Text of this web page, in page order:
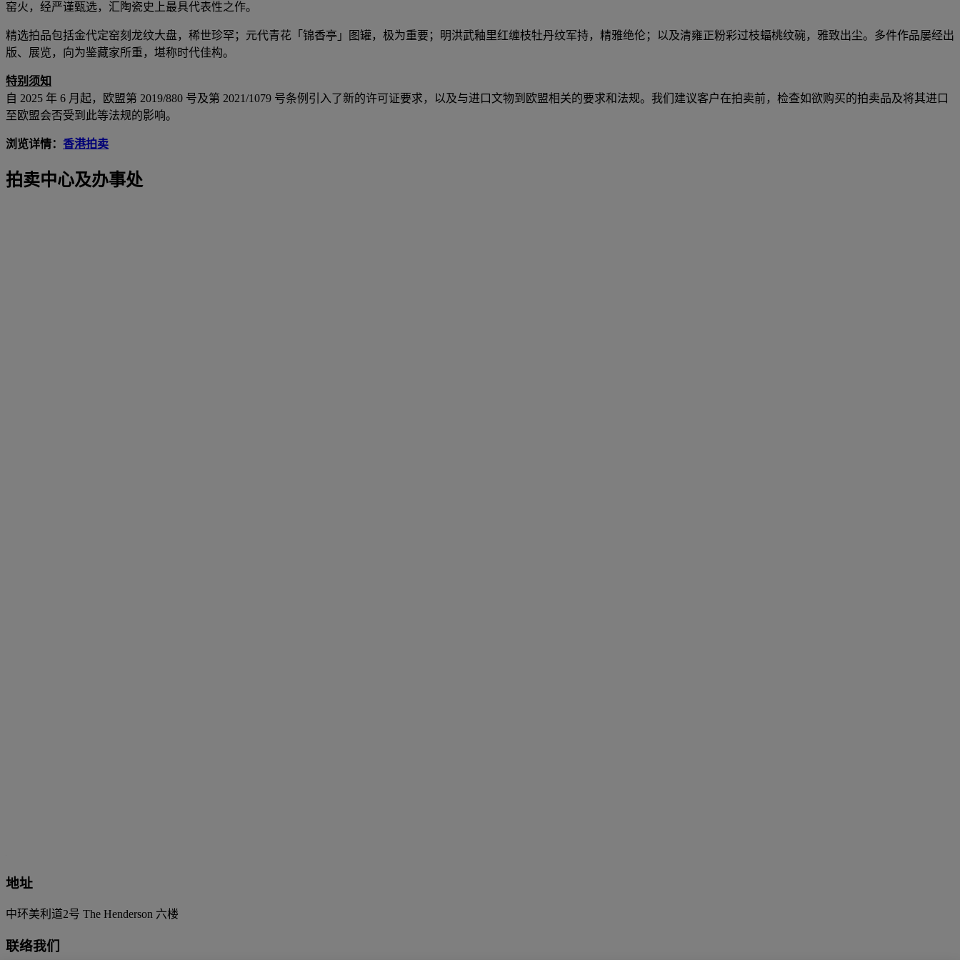
窑火，经严谨甄选，汇陶瓷史上最具代表性之作。
精选拍品包括金代定窑刻龙纹大盘，稀世珍罕；元代青花「锦香亭」图罐，极为重要；明洪武釉里红缠枝牡丹纹军持，精雅绝伦；以及清雍正粉彩过枝蝠桃纹碗，雅致出尘。多件作品屡经出
版、展览，向为鉴藏家所重，堪称时代佳构。
特别须知
自 2025 年 6 月起，欧盟第 2019/880 号及第 2021/1079 号条例引入了新的许可证要求，以及与进口文物到欧盟相关的要求和法规。我们建议客户在拍卖前，检查如欲购买的拍卖品及将其进口
至欧盟会否受到此等法规的影响。
浏览详情： 香港拍卖
拍卖中心及办事处
地址
中环美利道2号 The Henderson 六楼
联络我们